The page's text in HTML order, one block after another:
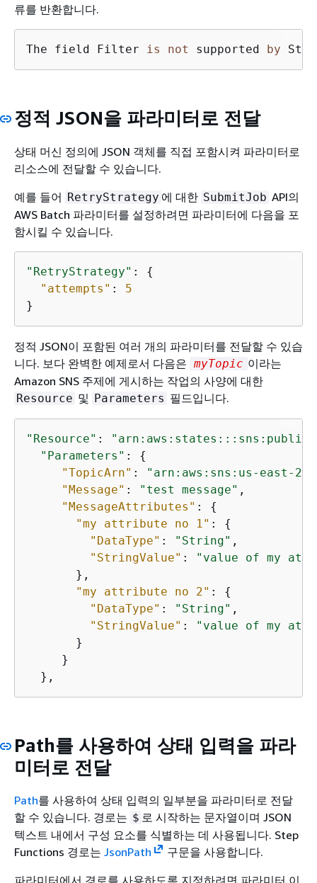
류를 반환합니다.
The field Filter is not supported by
정적 JSON을 파라미터로 전달
상태 머신 정의에 JSON 객체를 직접 포함시켜 파라미터로
리소스에 전달할 수 있습니다.
예를 들어 RetryStrategy 에 대한 SubmitJob API의
AWS Batch 파라미터를 설정하려면 파라미터에 다음을 포
함시킬 수 있습니다.
"RetryStrategy" : {
"attempts" : 5
}
정적 JSON이 포함된 여러 개의 파라미터를 전달할 수 있습
니다. 보다 완벽한 예제로서 다음은 myTopic 이라는
Amazon SNS 주제에 게시하는 작업의 사양에 대한
Resource 및 Parameters 필드입니다.
"Resource" :
"Parameters" : {
"TopicArn" : "arn:aws:sns:us-east-2:
"Message" : "test message" ,
"MessageAttributes" : {
"my attribute no 1" : {
"DataType" : "String" ,
"StringValue" :
"value of my
       },
"my attribute no 2" : {
"DataType" : "String" ,
"StringValue" :
"value of my
       }
     }
  },
Path를 사용하여 상태 입력을 파라
미터로 전달
Path를 사용하여 상태 입력의 일부분을 파라미터로 전달
할 수 있습니다. 경로는 $ 로 시작하는 문자열이며 JSON
텍스트 내에서 구성 요소를 식별하는 데 사용됩니다. Step
Functions 경로는 JsonPath
구문을 사용합니다.
파라미터에서 경로를 사용하도록 지정하려면 파라미터 이